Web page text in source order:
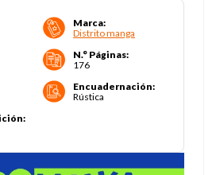
Marca:
Distrito manga
N.° Páginas:
176
Encuadernación:
Rústica
: